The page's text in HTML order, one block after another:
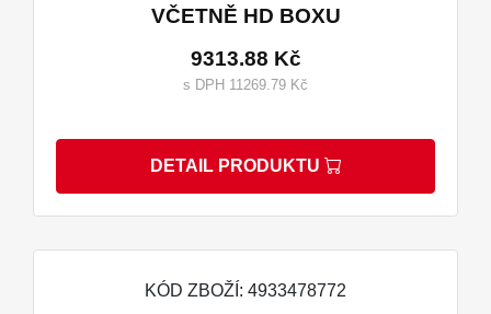
VČETNĚ HD BOXU
9313.88 Kč
s DPH 11269.79 Kč
DETAIL PRODUKTU
KÓD ZBOŽÍ: 4933478772